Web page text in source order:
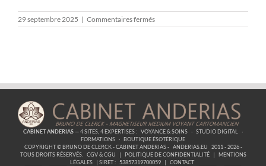
29 septembre 2025 | Commentaires ferméssur
Messages
CABINET ANDERIAS— 4 SITES, 4 EXPERTISES : VOYANCE & SOINS · STUDIO DIGITAL
·
FORMATIONS · BOUTIQUE ÉSOTÉRIQUE
COPYRIGHT © BRUNO DE CLERCK - CABINET ANDERIAS - ANDERIAS.EU
2011 - 2026 -
TOUS DROITS RÉSERVÉS.
CGV & CGU | POLITIQUE DE CONFIDENTIALITÉ |
MENTIONS
LÉGALES
| SIRET : 53857319700059 | CONTACT